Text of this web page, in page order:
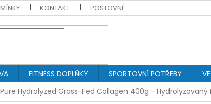
KONTAKT POŠTOVNÉ
FITNESS DOPLŇKY SPORTOVNÍ POTŘEBY
Hydrolyzed Grass-Fed Collagen 400g - Hydrolyzovaný